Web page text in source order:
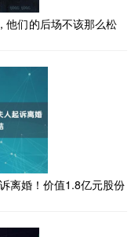
他们的后场不该那么松
离婚！价值1.8亿元股份